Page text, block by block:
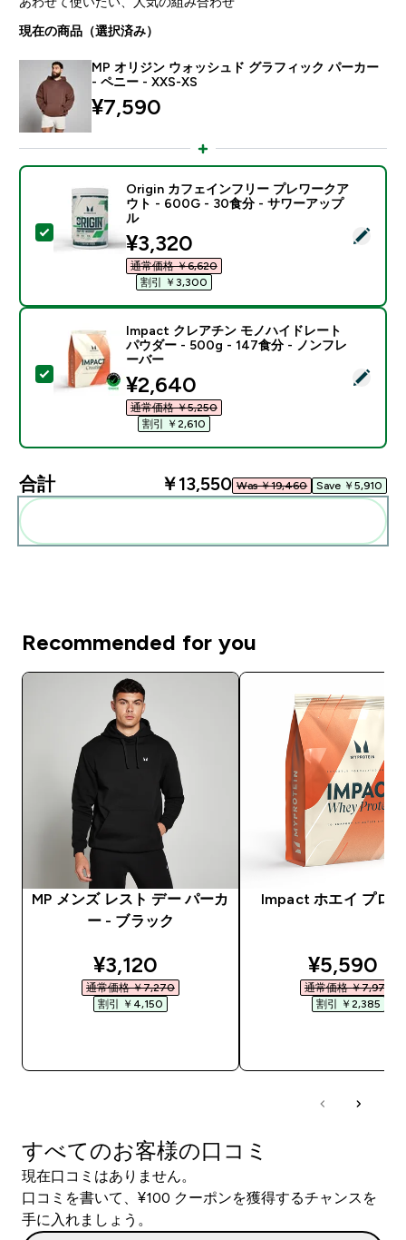
現在の商品（選択済み）
MP オリジン ウォッシュド グラフィック パーカー
- ペニー - XXS-XS
¥7,590‎
この商品を選択 - Origin カフェインフリー プレワー
Origin カフェインフリー プレワークア
ウト - 600G - 30食分 - サワーアップ
ル
discounted price
¥3,320‎
通常価格 ￥6,620‎
割引 ￥3,300‎
この商品を選択 - Impact クレアチン モノハイドレ
Impact クレアチン モノハイドレート
パウダー - 500g - 147食分 - ノンフレ
ーバー
discounted price
¥2,640‎
通常価格 ￥5,250‎
割引 ￥2,610‎
合計 ￥13,550‎ Was ￥19,460‎ Save ￥5,910‎
Recommended for you
MP メンズ レスト デー パーカ
ー - ブラック
discounted price
¥3,120‎
通常価格 ￥7,270‎
割引 ￥4,150‎
Impact ホエイ プロ
¥5,590‎
通常価格 ￥7,975‎
割引 ￥2,385‎
すべてのお客様の口コミ
現在口コミはありません。
口コミを書いて、¥100 クーポンを獲得するチャンスを
手に入れましょう。